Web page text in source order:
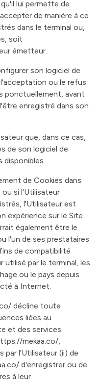
lui permette de
de manière à ce
dans le terminal ou,
soit
émetteur.
son logiciel de
ou le refus
ponctuellement, avant
enregistré dans son
que, dans ce cas,
de son logiciel de
disponibles.
de Cookies dans
si l'Utilisateur
l'Utilisateur est
expérience sur le Site
également être le
l'un de ses prestataires
de compatibilité
utilisé par le terminal, les
ou le pays depuis
à Internet.
décline toute
liées au
et des services
mekaa.co/,
par l'Utilisateur (ii) de
d'enregistrer ou de
à leur